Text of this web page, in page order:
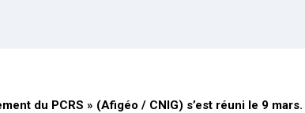
du PCRS » (Afigéo / CNIG) s’est réuni le 9 mars.